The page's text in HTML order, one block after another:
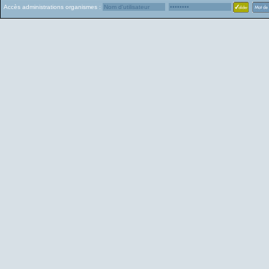
Accès administrations organismes :